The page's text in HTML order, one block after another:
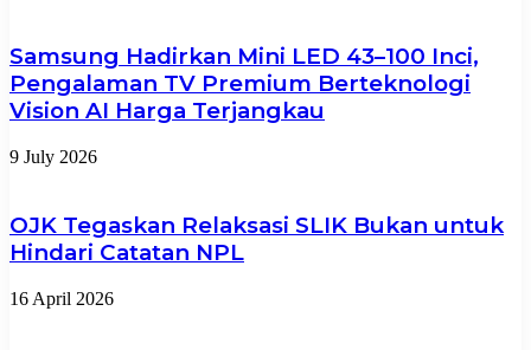
Samsung Hadirkan Mini LED 43–100 Inci,
Pengalaman TV Premium Berteknologi
Vision AI Harga Terjangkau
9 July 2026
OJK Tegaskan Relaksasi SLIK Bukan untuk
Hindari Catatan NPL
16 April 2026